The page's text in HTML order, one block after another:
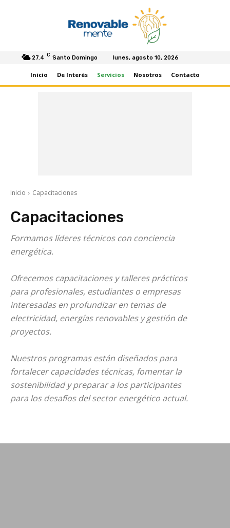
27.4 C Santo Domingo lunes, agosto 10, 2026
Inicio De Interés Servicios Nosotros Contacto
Inicio Capacitaciones
Capacitaciones
Formamos líderes técnicos con conciencia
energética.
Ofrecemos capacitaciones y talleres prácticos
para profesionales, estudiantes o empresas
interesadas en profundizar en temas de
electricidad, energías renovables y gestión de
proyectos.
Nuestros programas están diseñados para
fortalecer capacidades técnicas, fomentar la
sostenibilidad y preparar a los participantes
para los desafíos del sector energético actual.